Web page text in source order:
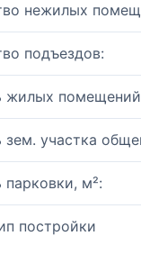
нежилых
подъездов:
жилых
участка
м²:
постройки